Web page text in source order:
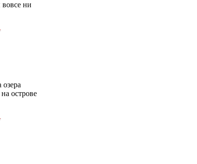
вовсе ни
острове